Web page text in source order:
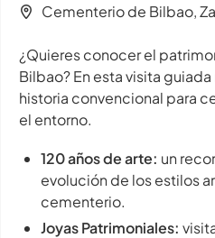
Cementerio de Bilbao,
¿Quieres conocer el
Bilbao? En esta visita
historia convencional para
el entorno.
120 años de arte: un
evolución de los estilos
cementerio.
Joyas Patrimoniales: